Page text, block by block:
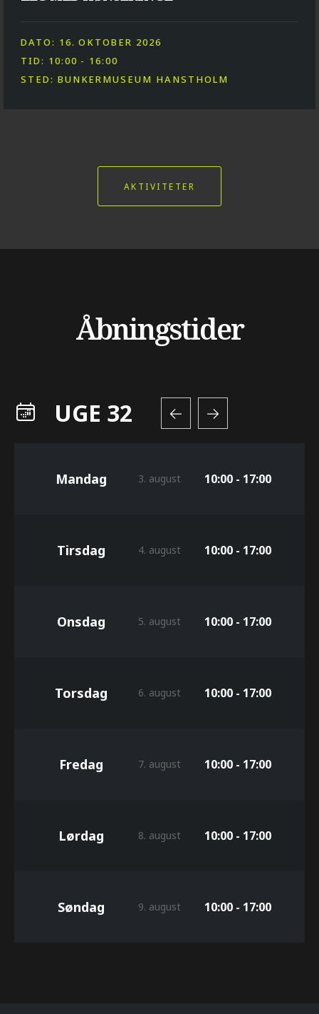
DATO: 16. OKTOBER 2026
TID: 10:00 - 16:00
STED: BUNKERMUSEUM HANSTHOLM
AKTIVITETER
Åbningstider
UGE 32
Mandag 3. august 10:00 - 17:00
Tirsdag 4. august 10:00 - 17:00
Onsdag 5. august 10:00 - 17:00
Torsdag 6. august 10:00 - 17:00
Fredag 7. august 10:00 - 17:00
Lørdag 8. august 10:00 - 17:00
Søndag 9. august 10:00 - 17:00